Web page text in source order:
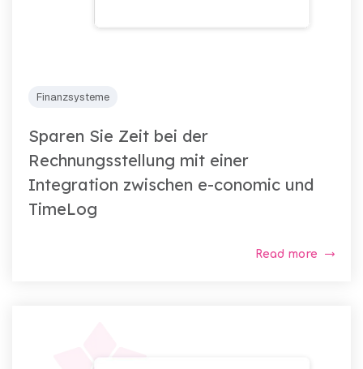
Finanzsysteme
Sparen Sie Zeit bei der
Rechnungsstellung mit einer
Integration zwischen e-conomic und
TimeLog
Read more